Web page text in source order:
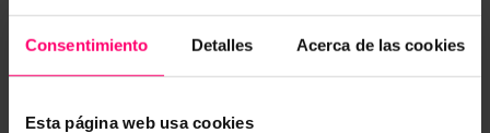
Consentimiento Detalles Acerca de las cookies
Esta página web usa cookies
y los vinos de las Islas Canarias.
Rioja y Penedés.